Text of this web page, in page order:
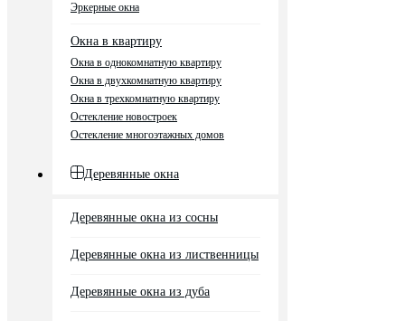
Эркерные окна
Окна в квартиру
Окна в однокомнатную квартиру
Окна в двухкомнатную квартиру
Окна в трехкомнатную квартиру
Остекление новостроек
Остекление многоэтажных домов
Деревянные окна
Деревянные окна из сосны
Деревянные окна из лиственницы
Деревянные окна из дуба